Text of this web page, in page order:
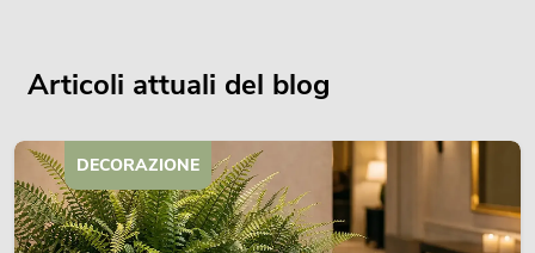
Articoli attuali del blog
DECORAZIONE